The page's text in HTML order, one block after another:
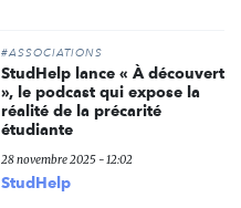
#ASSOCIATIONS
StudHelp lance « À découvert
», le podcast qui expose la
réalité de la précarité
étudiante
28 novembre 2025 - 12:02
StudHelp